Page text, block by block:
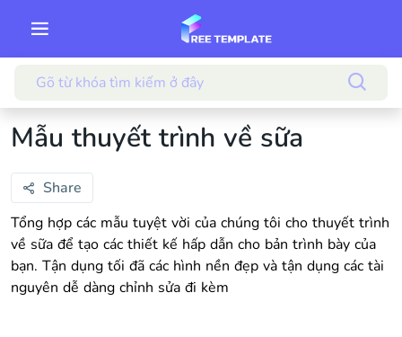
Mẫu thuyết trình về sữa
Share
Tổng hợp các mẫu tuyệt vời của chúng tôi cho thuyết trình
về sữa để tạo các thiết kế hấp dẫn cho bản trình bày của
bạn. Tận dụng tối đã các hình nền đẹp và tận dụng các tài
nguyên dễ dàng chỉnh sửa đi kèm